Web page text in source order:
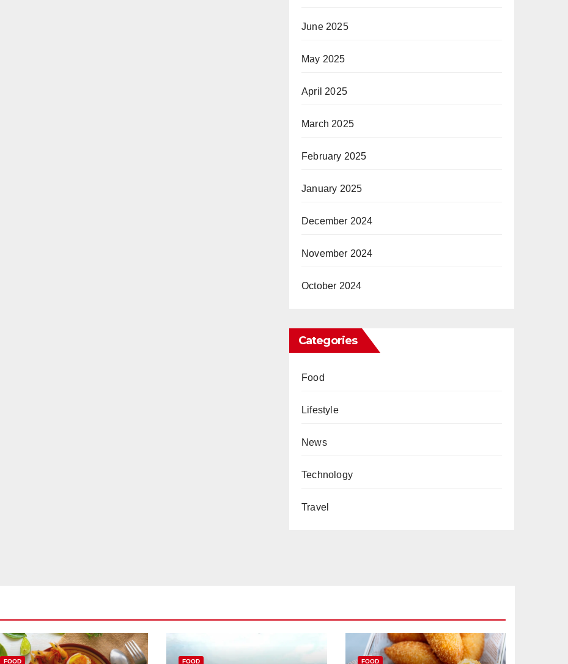
June 2025
May 2025
April 2025
March 2025
February 2025
January 2025
December 2024
November 2024
October 2024
Categories
Food
Lifestyle
News
Technology
Travel
FOOD FOOD FOOD